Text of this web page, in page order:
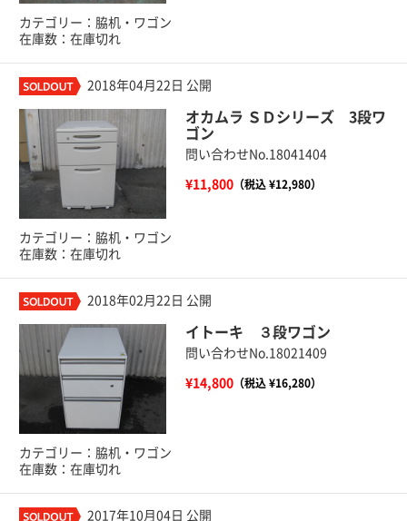
カテゴリー：脇机・ワゴン
在庫数：在庫切れ
2018年04月22日 公開
オカムラ ＳＤシリーズ 3段ワ
ゴン
問い合わせNo.18041404
¥11,800（税込 ¥12,980）
カテゴリー：脇机・ワゴン
在庫数：在庫切れ
2018年02月22日 公開
イトーキ ３段ワゴン
問い合わせNo.18021409
¥14,800（税込 ¥16,280）
カテゴリー：脇机・ワゴン
在庫数：在庫切れ
2017年10月04日 公開